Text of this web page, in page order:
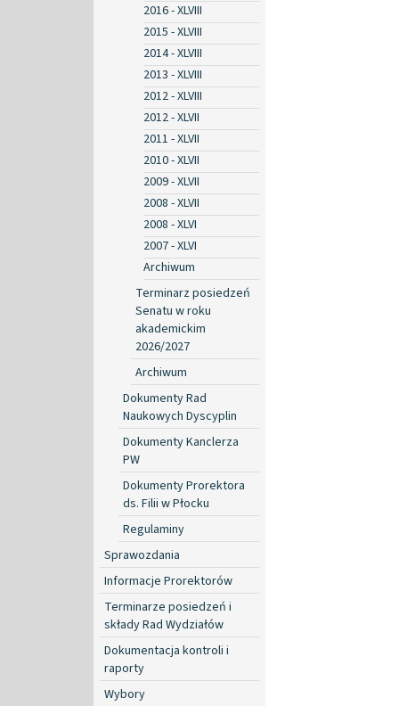
2016 - XLVIII
2015 - XLVIII
2014 - XLVIII
2013 - XLVIII
2012 - XLVIII
2012 - XLVII
2011 - XLVII
2010 - XLVII
2009 - XLVII
2008 - XLVII
2008 - XLVI
2007 - XLVI
Archiwum
Terminarz posiedzeń
Senatu w roku
akademickim
2026/2027
Archiwum
Dokumenty Rad
Naukowych Dyscyplin
Dokumenty Kanclerza
PW
Dokumenty Prorektora
ds. Filii w Płocku
Regulaminy
Sprawozdania
Informacje Prorektorów
Terminarze posiedzeń i
składy Rad Wydziałów
Dokumentacja kontroli i
raporty
Wybory